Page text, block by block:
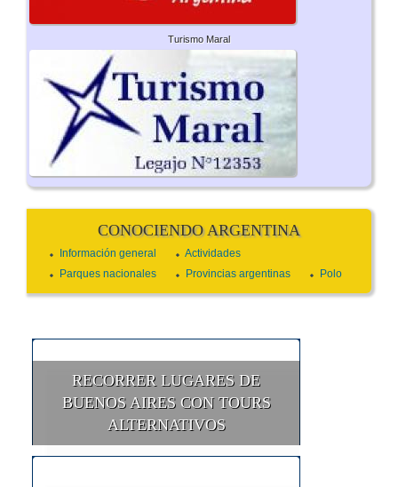
Turismo Maral
CONOCIENDO ARGENTINA
Información general
Actividades
Parques nacionales
Provincias argentinas Polo
RECORRER LUGARES DE
BUENOS AIRES CON TOURS
ALTERNATIVOS